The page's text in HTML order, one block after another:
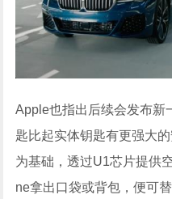
Apple也指出后续会发布新
匙比起实体钥匙有更强大
为基础，透过U1芯片提供
ne拿出口袋或背包，便可